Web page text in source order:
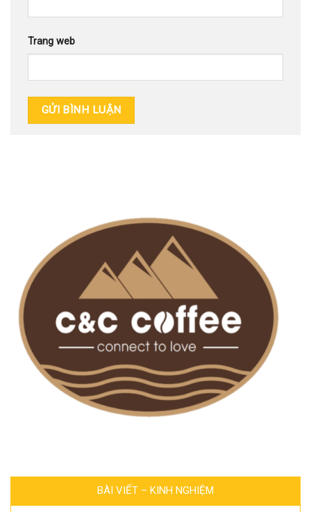
Trang web
BÀI VIẾT – KINH NGHIỆM